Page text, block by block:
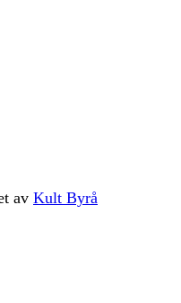
av Kult Byrå